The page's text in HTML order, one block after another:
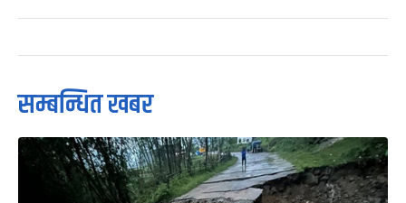
सम्बन्धित खबर